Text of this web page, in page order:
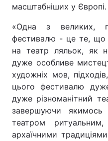
масштабніших у Європі.
«Одна з великих,
фестивалю - це те, що
на театр ляльок, як
дуже особливе
художніх мов,
цього фестивалю
дуже різноманітний
завершуючи
театром
архаїчними